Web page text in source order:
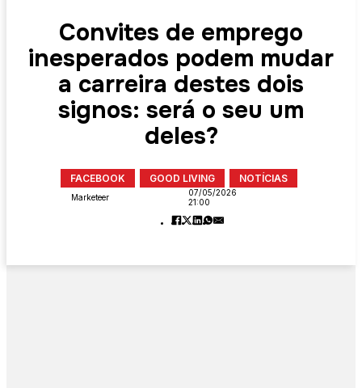
Convites de emprego
inesperados podem mudar
a carreira destes dois
signos: será o seu um
deles?
FACEBOOK GOOD LIVING NOTÍCIAS
Marketeer
07/05/2026
21:00